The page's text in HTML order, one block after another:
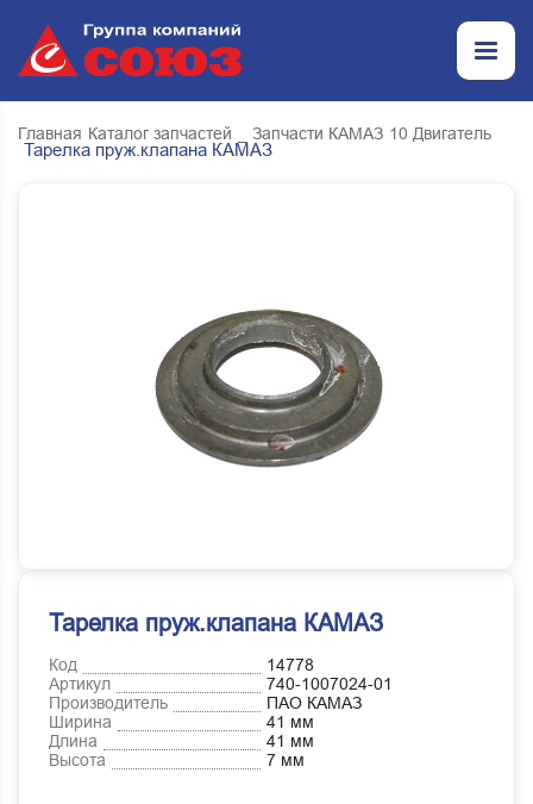
Главная Каталог запчастей _ Запчасти КАМАЗ 10 Двигатель
Тарелка пруж.клапана КАМАЗ
Тарелка пруж.клапана КАМАЗ
Код
14778
Артикул
740-1007024-01
Производитель
ПАО КАМАЗ
Ширина
41 мм
Длина
41 мм
Высота
7 мм